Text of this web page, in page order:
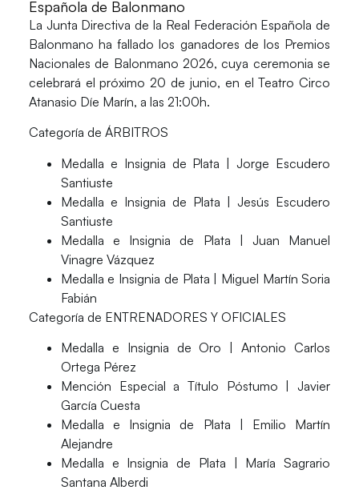
Española de Balonmano
La Junta Directiva de la Real Federación Española de
Balonmano ha fallado los ganadores de los Premios
Nacionales de Balonmano 2026, cuya ceremonia se
celebrará el próximo 20 de junio, en elTeatro Circo
Atanasio Díe Marín, a las 21:00h.
Categoría de ÁRBITROS
Medalla e Insignia de Plata | Jorge Escudero
Santiuste
Medalla e Insignia de Plata | Jesús Escudero
Santiuste
Medalla e Insignia de Plata | Juan Manuel
Vinagre Vázquez
Medalla e Insignia de Plata | Miguel Martín Soria
Fabián
Categoría de ENTRENADORES Y OFICIALES
Medalla e Insignia de Oro | Antonio Carlos
Ortega Pérez
Mención Especial a Título Póstumo | Javier
García Cuesta
Medalla e Insignia de Plata | Emilio Martín
Alejandre
Medalla e Insignia de Plata | María Sagrario
Santana Alberdi